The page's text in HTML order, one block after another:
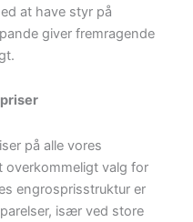
at have styr på
giver fremragende
på alle vores
overkommeligt valg for
engrosprisstruktur er
især ved store